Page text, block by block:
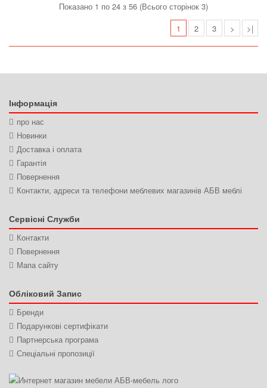
Показано 1 по 24 з 56 (Всього сторінок 3)
1
2 3 > >|
Інформація
про нас
Новинки
Доставка і оплата
Гарантія
Повернення
Контакти, адреси та телефони меблевих магазинів АБВ меблі
Сервісні Служби
Контакти
Повернення
Мапа сайту
Обліковий Запис
Бренди
Подарункові сертифікати
Партнерська програма
Спеціальні пропозиції